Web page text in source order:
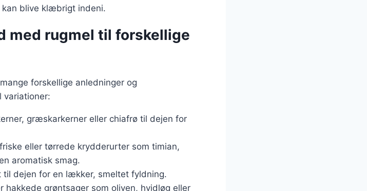
blive klæbrigt indeni.
med rugmel til forskellige
forskellige anledninger og
variationer:
græskarkerner eller chiafrø til dejen for
eller tørrede krydderurter som timian,
aromatisk smag.
dejen for en lækker, smeltet fyldning.
hakkede grøntsager som oliven, hvidløg eller